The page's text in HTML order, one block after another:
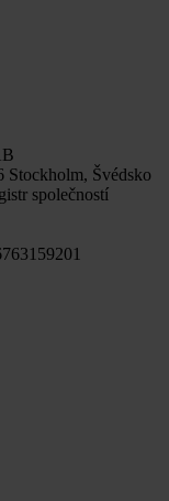
Stockholm, Švédsko
společností